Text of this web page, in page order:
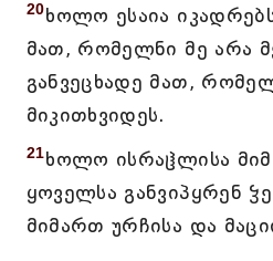
20ხოლო ესაია
მათ, რომელნი მე არა
განვეცხადე მათ,
მიკითხვიდეს.
21ხოლო ისრაჱლისა
ყოველსა განვიპყრენ
მიმართ ურჩისა და